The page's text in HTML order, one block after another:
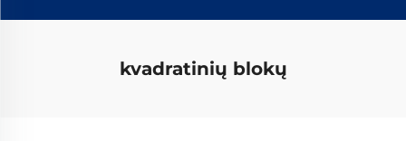
kvadratinių blokų